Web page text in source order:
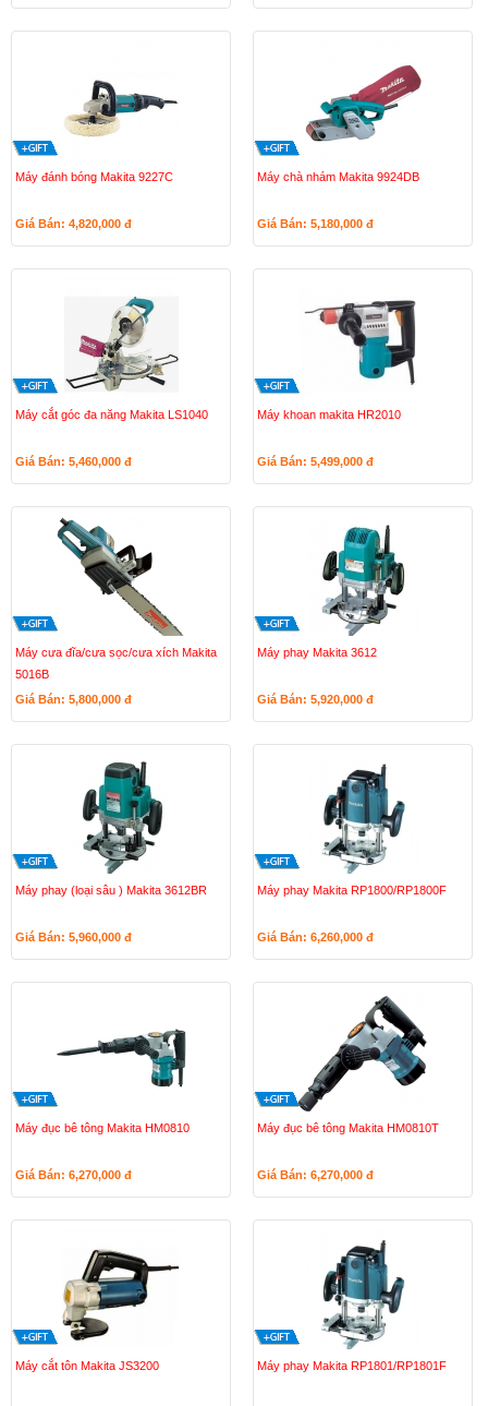
Máy đánh bóng Makita 9227C
Giá Bán: 4,820,000 đ
Máy chà nhám Makita 9924DB
Giá Bán: 5,180,000 đ
Máy cắt góc đa năng Makita LS1040
Giá Bán: 5,460,000 đ
Máy khoan makita HR2010
Giá Bán: 5,499,000 đ
Máy cưa đĩa/cưa sọc/cưa xích Makita
5016B
Giá Bán: 5,800,000 đ
Máy phay Makita 3612
Giá Bán: 5,920,000 đ
Máy phay (loại sâu ) Makita 3612BR
Giá Bán: 5,960,000 đ
Máy phay Makita RP1800/RP1800F
Giá Bán: 6,260,000 đ
Máy đục bê tông Makita HM0810
Giá Bán: 6,270,000 đ
Máy đục bê tông Makita HM0810T
Giá Bán: 6,270,000 đ
Máy cắt tôn Makita JS3200 Máy phay Makita RP1801/RP1801F